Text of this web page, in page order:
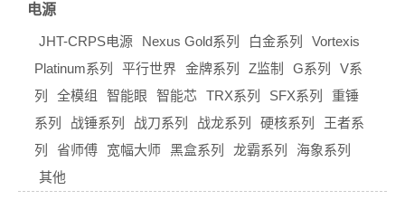
电源
JHT-CRPS电源 Nexus Gold系列 白金系列
Vortexis
Platinum系列
平行世界 金牌系列 Z监制 G系列
V系
列
全模组 智能眼 智能芯 TRX系列 SFX系列
重锤
系列
战锤系列 战刀系列 战龙系列 硬核系列
王者系
列
省师傅 宽幅大师 黑盒系列 龙霸系列
海象系列
其他